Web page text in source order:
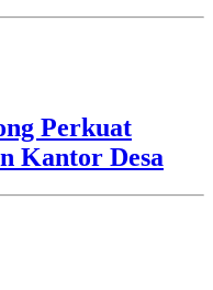
Perkuat
Kantor Desa